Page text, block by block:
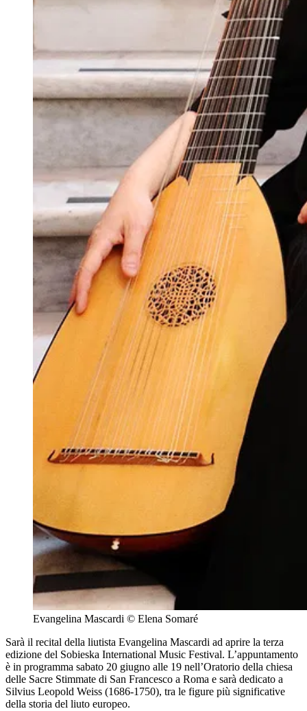
Evangelina Mascardi © Elena Somaré
Sarà il recital della liutista Evangelina Mascardi ad aprire la terza
edizione del Sobieska International Music Festival. L’appuntamento
è in programma sabato 20 giugno alle 19 nell’Oratorio della chiesa
delle Sacre Stimmate di San Francesco a Roma e sarà dedicato a
Silvius Leopold Weiss (1686-1750), tra le figure più significative
della storia del liuto europeo.